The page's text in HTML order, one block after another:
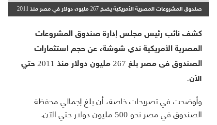
صندوق المشروعات المصرية الأمريكية يضخ 267 مليون دولار في مصر منذ 2011
كشف نائب رئيس مجلس إدارة صندوق المشروعات
المصرية الأمريكية ندي شوشة، عن حجم استثمارات
الصندوق فى مصر بلغ 267 مليون دولار منذ 2011 حتي
الآن.
وأوضحت في تصريحات خاصة، أن بلغ إجمالي محفظة
الصندوق في مصر نحو 500 مليون دولار حتي الآن.